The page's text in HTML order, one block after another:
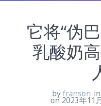
它将“伪
乳酸奶
byfranson in
on 2023年11